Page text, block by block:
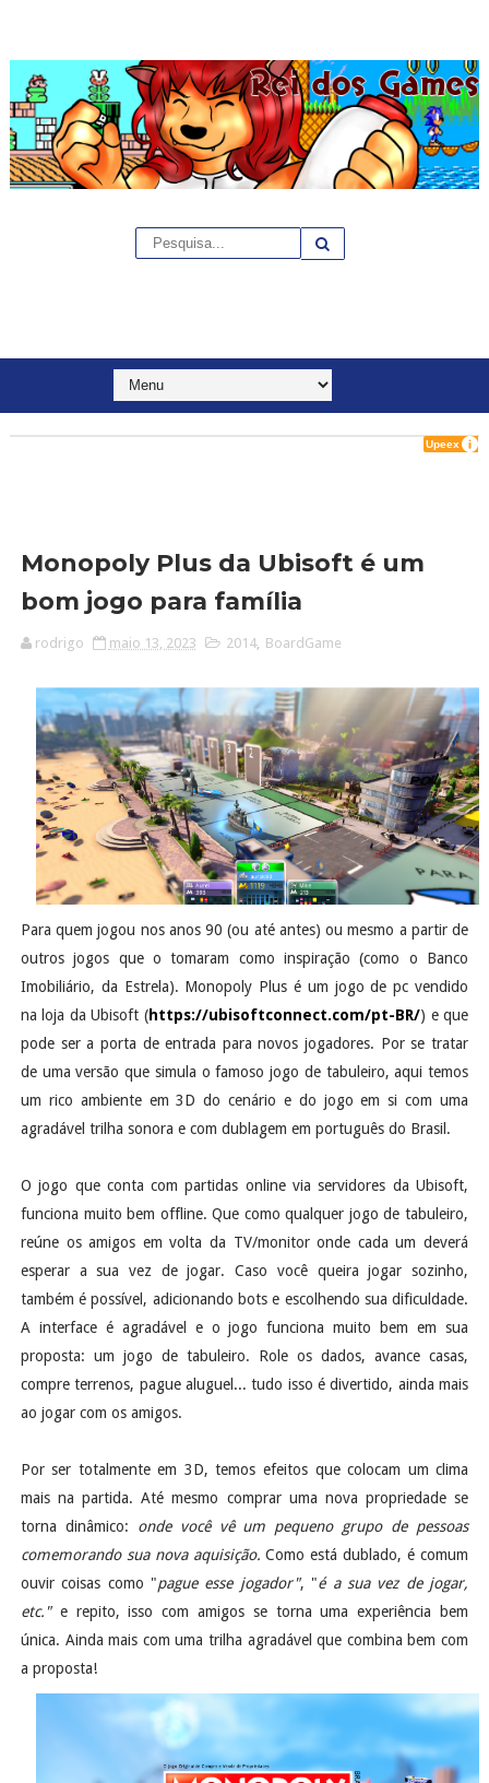
Monopoly Plus da Ubisoft é um
bom jogo para família
rodrigo maio 13, 2023 2014, BoardGame
Para quem jogou nos anos 90 (ou até antes) ou mesmo a partir de
outros jogos que o tomaram como inspiração (como o Banco
Imobiliário, da Estrela). Monopoly Plus é um jogo de pc vendido
na loja da Ubisoft (https://ubisoftconnect.com/pt-BR/) e que
pode ser a porta de entrada para novos jogadores. Por se tratar
de uma versão que simula o famoso jogo de tabuleiro, aqui temos
um rico ambiente em 3D do cenário e do jogo em si com uma
agradável trilha sonora e com dublagem em português do Brasil.
O jogo que conta com partidas online via servidores da Ubisoft,
funciona muito bem offline. Que como qualquer jogo de tabuleiro,
reúne os amigos em volta da TV/monitor onde cada um deverá
esperar a sua vez de jogar. Caso você queira jogar sozinho,
também é possível, adicionando bots e escolhendo sua dificuldade.
A interface é agradável e o jogo funciona muito bem em sua
proposta: um jogo de tabuleiro. Role os dados, avance casas,
compre terrenos, pague aluguel... tudo isso é divertido, ainda mais
ao jogar com os amigos.
Por ser totalmente em 3D, temos efeitos que colocam um clima
mais na partida. Até mesmo comprar uma nova propriedade se
torna dinâmico: onde você vê um pequeno grupo de pessoas
comemorando sua nova aquisição. Como está dublado, é comum
ouvir coisas como "pague esse jogador", "é a sua vez de jogar,
etc."e repito, isso com amigos se torna uma experiência bem
única. Ainda mais com uma trilha agradável que combina bem com
a proposta!